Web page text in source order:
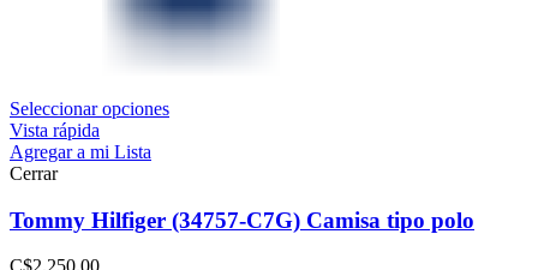
Seleccionar opciones
Vista rápida
Agregar a mi Lista
Cerrar
Tommy Hilfiger (34757-C7G) Camisa tipo polo